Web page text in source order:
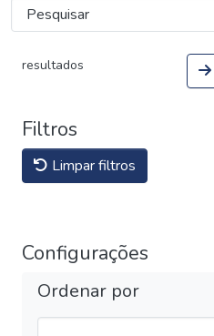
resultados
Filtros
Limpar filtros
Configurações
Ordenar por